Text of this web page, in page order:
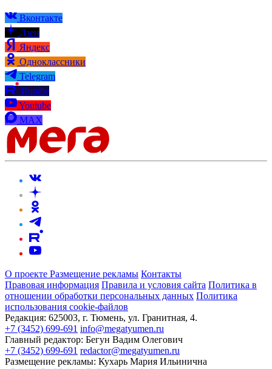
Вконтакте
Дзен
Яндекс
Одноклассники
Telegram
Rutube
Youtube
MAX
О проекте Размещение рекламы Контакты
Правовая информация Правила и условия сайта Политика в
отношении обработки персональных данных Политика
использования cookie-файлов
Редакция: 625003, г. Тюмень, ул. Гранитная, 4.
+7 (3452) 699-691 info@megatyumen.ru
Главный редактор: Бегун Вадим Олегович
+7 (3452) 699-691 redactor@megatyumen.ru
Размещение рекламы: Кухарь Мария Ильинична